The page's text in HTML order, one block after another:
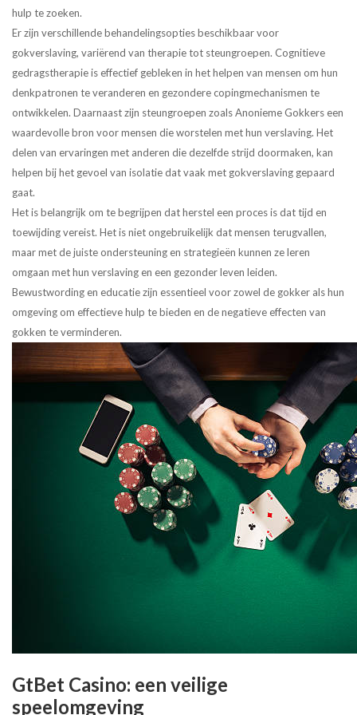
hulp te zoeken.
Er zijn verschillende behandelingsopties beschikbaar voor
gokverslaving, variërend van therapie tot steungroepen. Cognitieve
gedragstherapie is effectief gebleken in het helpen van mensen om hun
denkpatronen te veranderen en gezondere copingmechanismen te
ontwikkelen. Daarnaast zijn steungroepen zoals Anonieme Gokkers een
waardevolle bron voor mensen die worstelen met hun verslaving. Het
delen van ervaringen met anderen die dezelfde strijd doormaken, kan
helpen bij het gevoel van isolatie dat vaak met gokverslaving gepaard
gaat.
Het is belangrijk om te begrijpen dat herstel een proces is dat tijd en
toewijding vereist. Het is niet ongebruikelijk dat mensen terugvallen,
maar met de juiste ondersteuning en strategieën kunnen ze leren
omgaan met hun verslaving en een gezonder leven leiden.
Bewustwording en educatie zijn essentieel voor zowel de gokker als hun
omgeving om effectieve hulp te bieden en de negatieve effecten van
gokken te verminderen.
GtBet Casino: een veilige
speelomgeving